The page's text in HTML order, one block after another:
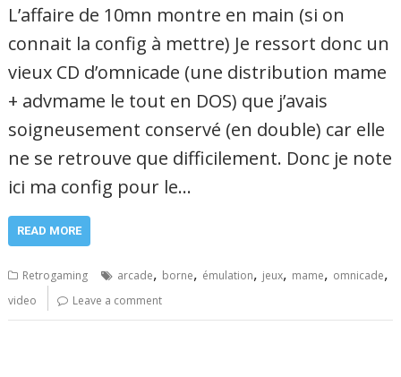
L’affaire de 10mn montre en main (si on
connait la config à mettre) Je ressort donc un
vieux CD d’omnicade (une distribution mame
+ advmame le tout en DOS) que j’avais
soigneusement conservé (en double) car elle
ne se retrouve que difficilement. Donc je note
ici ma config pour le…
READ MORE
Retrogaming arcade, borne, émulation, jeux, mame, omnicade,
video Leave a comment